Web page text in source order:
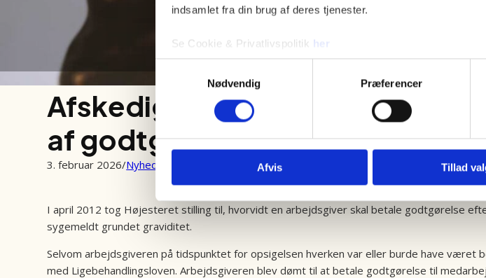
indsamlet fra din brug af deres tjenester.
Se Cookie & Privatlivspolitik her
Nødvendig
Præferencer
Afvis Tillad
Afskedigelse af gravid ansat
af godtgørelse
3. februar 2026/Nyheder
I april 2012 tog Højesteret stilling til, hvorvidt en arbejdsgiver skal betale godtgørelse
sygemeldt grundet graviditet.
Selvom arbejdsgiveren på tidspunktet for opsigelsen hverken var eller burde have
med Ligebehandlingsloven. Arbejdsgiveren blev dømt til at betale godtgørelse til